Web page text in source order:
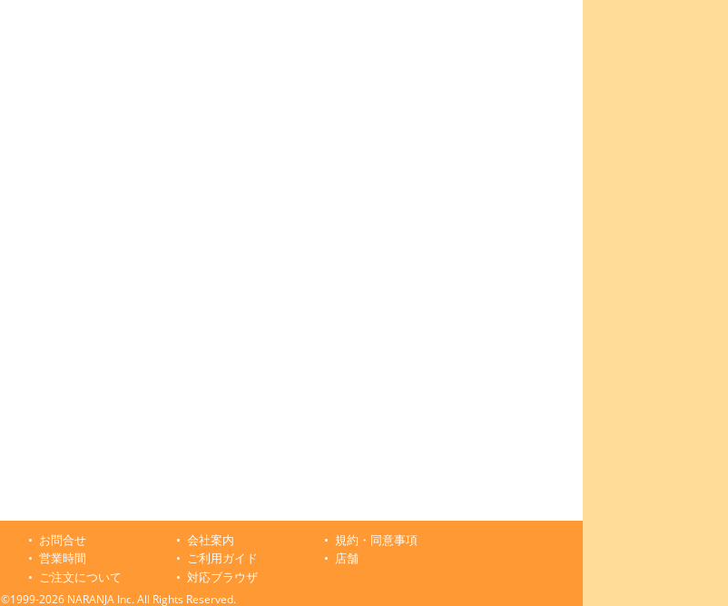
お問合せ 会社案内
規約・同意事項
営業時間
ご利用ガイド
店舗
ご注文について
対応ブラウザ
©1999-2026 NARANJA Inc. All Rights Reserved.